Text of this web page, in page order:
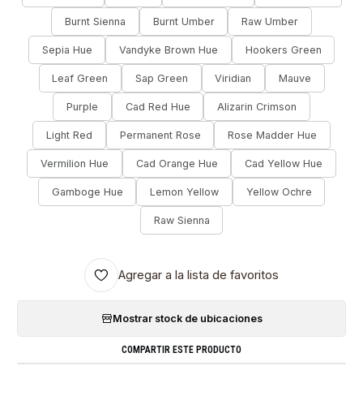
Burnt Sienna Burnt Umber Raw Umber
Sepia Hue Vandyke Brown Hue Hookers Green
Leaf Green Sap Green Viridian Mauve
Purple Cad Red Hue Alizarin Crimson
Light Red Permanent Rose Rose Madder Hue
Vermilion Hue Cad Orange Hue Cad Yellow Hue
Gamboge Hue Lemon Yellow Yellow Ochre
Raw Sienna
Agregar a la lista de favoritos
Mostrar stock de ubicaciones
COMPARTIR ESTE PRODUCTO